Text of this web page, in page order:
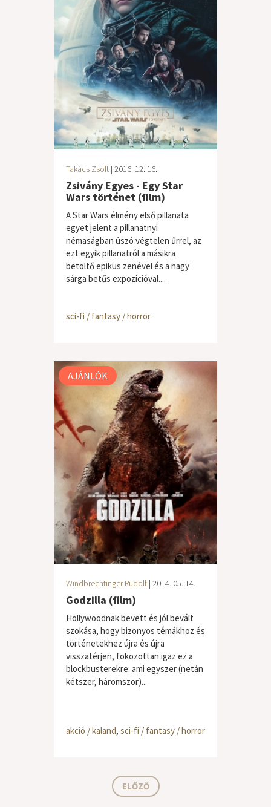
Takács Zsolt | 2016. 12. 16.
Zsivány Egyes - Egy Star
Wars történet (film)
A Star Wars élmény első pillanata
egyet jelent a pillanatnyi
némaságban úszó végtelen űrrel, az
ezt egyik pillanatról a másikra
betöltő epikus zenével és a nagy
sárga betűs expozícióval....
sci-fi / fantasy / horror
AJÁNLÓK
Windbrechtinger Rudolf | 2014. 05. 14.
Godzilla (film)
Hollywoodnak bevett és jól bevált
szokása, hogy bizonyos témákhoz és
történetekhez újra és újra
visszatérjen, fokozottan igaz ez a
blockbusterekre: ami egyszer (netán
kétszer, háromszor)...
akció / kaland, sci-fi / fantasy / horror
ELŐZŐ